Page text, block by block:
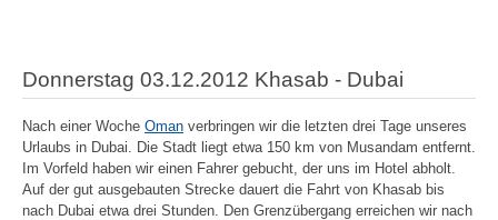
Donnerstag 03.12.2012 Khasab - Dubai
Nach einer Woche Oman verbringen wir die letzten drei Tage unseres
Urlaubs in Dubai. Die Stadt liegt etwa 150 km von Musandam entfernt.
Im Vorfeld haben wir einen Fahrer gebucht, der uns im Hotel abholt.
Auf der gut ausgebauten Strecke dauert die Fahrt von Khasab bis
nach Dubai etwa drei Stunden. Den Grenzübergang erreichen wir nach